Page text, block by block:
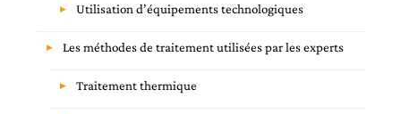
Utilisation d’équipements technologiques
Les méthodes de traitement utilisées par les experts
Traitement thermique